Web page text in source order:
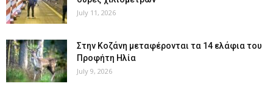
July 11, 2026
Στην Κοζάνη μεταφέρονται τα 14 ελάφια του
Προφήτη Ηλία
July 9, 2026